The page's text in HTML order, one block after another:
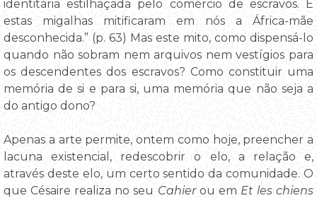
identitária estilhaçada pelo comércio de escravos. E
estas migalhas mitificaram em nós a África-mãe
desconhecida.” (p. 63) Mas este mito, como dispensá-lo
quando não sobram nem arquivos nem vestígios para
os descendentes dos escravos? Como constituir uma
memória de si e para si, uma memória que não seja a
do antigo dono?
Apenas a arte permite, ontem como hoje, preencher a
lacuna existencial, redescobrir o elo, a relação e,
através deste elo, um certo sentido da comunidade. O
que Césaire realiza no seu Cahierou em Et les chiens